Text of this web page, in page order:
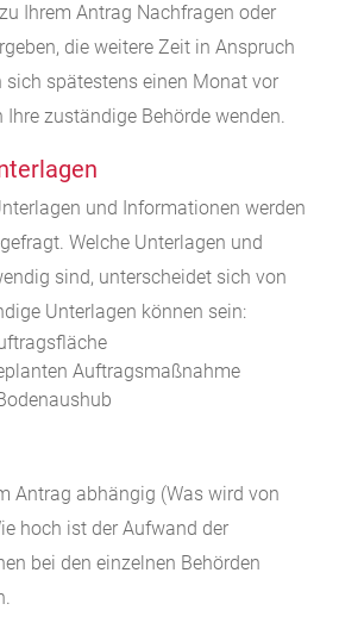
Ihrem Antrag Nachfragen oder
die weitere Zeit in Anspruch
sich spätestens einen Monat vor
zuständige Behörde wenden.
und Informationen werden
Welche Unterlagen und
sind, unterscheidet sich von
Unterlagen können sein:
Auftragsmaßnahme
Antrag abhängig (Was wird von
hoch ist der Aufwand der
bei den einzelnen Behörden